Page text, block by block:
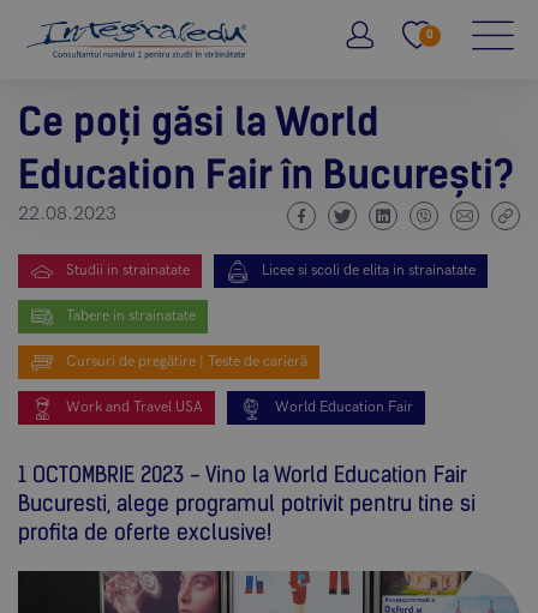
0
Ce poți găsi la World
Education Fair în București?
22.08.2023
Studii in strainatate Licee si scoli de elita in strainatate
Tabere in strainatate
Cursuri de pregătire | Teste de carieră
Work and Travel USA World Education Fair
1 OCTOMBRIE 2023 - Vino la World Education Fair
Bucuresti, alege programul potrivit pentru tine si
profita de oferte exclusive!